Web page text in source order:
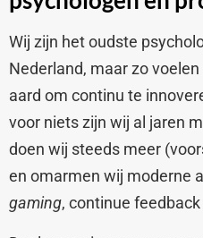
Wij zijn het oudste
Nederland, maar zo
aard om continu te
voor niets zijn wij al jaren
doen wij steeds meer
en omarmen wij moderne
gaming, continue feedback